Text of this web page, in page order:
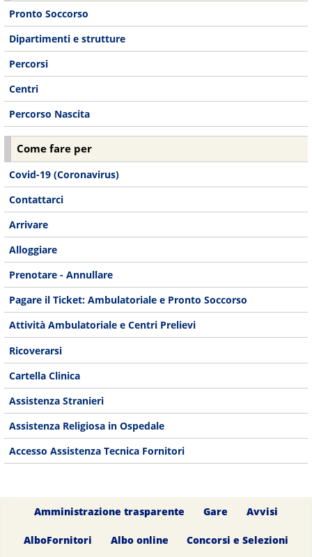
Pronto Soccorso
Dipartimenti e strutture
Percorsi
Centri
Percorso Nascita
Come fare per
Covid-19 (Coronavirus)
Contattarci
Arrivare
Alloggiare
Prenotare - Annullare
Pagare il Ticket: Ambulatoriale e Pronto Soccorso
Attività Ambulatoriale e Centri Prelievi
Ricoverarsi
Cartella Clinica
Assistenza Stranieri
Assistenza Religiosa in Ospedale
Accesso Assistenza Tecnica Fornitori
Amministrazione trasparente Gare Avvisi
AlboFornitori Albo online Concorsi e Selezioni